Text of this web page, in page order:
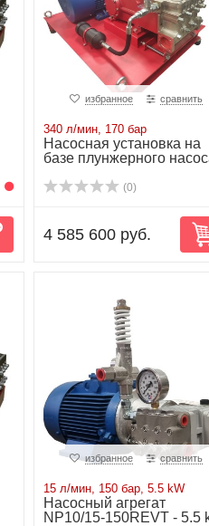
избранное сравнить
340 л/мин, 170 бар
Насосная установка на
базе плунжерного
(0)
4 585 600 руб.
избранное сравнить
15 л/мин, 150 бар, 5.5 kW
Насосный агрегат
NP10/15-150REVT - 5.5